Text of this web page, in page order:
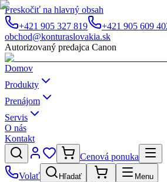
Preskočiť na hlavný obsah
+421 905 327 819
+421 905 609
obchod@konturaslovakia.sk
Autorizovaný predajca Canon
Domov
Produkty
Prenájom
Servis
O nás
Kontakt
Cenová ponuka
Volať
Hľadať
Menu